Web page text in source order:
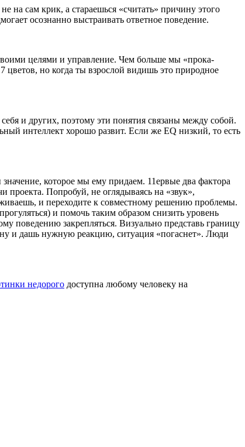
на сам крик, а стараешься «считать» причину этого
осознанно выстраивать ответное поведение.
целями и управление. Чем больше мы «прока­
цветов, но когда ты взрослой видишь это природное
и других, поэтому эти понятия свя­заны между собой.
интеллект хо­рошо развит. Если же EQ низкий, то есть
которое мы ему придаем. 11ервые два фак­тора
проекта. Попробуй, не оглядываясь на «звук»,
и переходи­те к совместному решению проблемы.
и помочь таким образом снизить уровень
поведению закре­пляться. Визуально пред­ставь границу
и дашь нужную реакцию, ситуация «погаснет». Люди
недорого доступна любому человеку на